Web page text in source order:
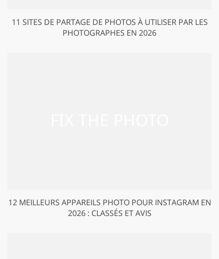
11 SITES DE PARTAGE DE PHOTOS À UTILISER PAR LES
PHOTOGRAPHES EN 2026
12 MEILLEURS APPAREILS PHOTO POUR INSTAGRAM EN
2026 : CLASSÉS ET AVIS